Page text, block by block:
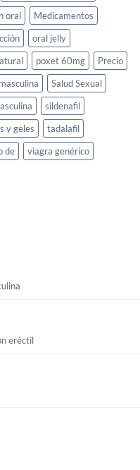
oral
Medicamentos
oral jelly
poxet 60mg
Precio
Salud Sexual
sildenafil
y geles
tadalafil
de viagra genérico
eréctil